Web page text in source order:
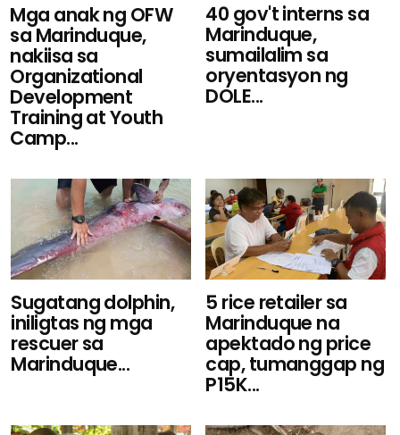
Mga anak ng OFW
sa Marinduque,
nakiisa sa
Organizational
Development
Training at Youth
Camp...
40 gov't interns sa
Marinduque,
sumailalim sa
oryentasyon ng
DOLE...
Sugatang dolphin,
iniligtas ng mga
rescuer sa
Marinduque...
5 rice retailer sa
Marinduque na
apektado ng price
cap, tumanggap ng
P15K...